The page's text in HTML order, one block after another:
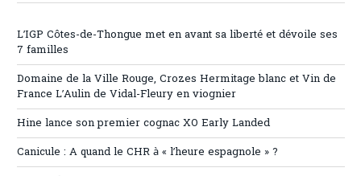
L’IGP Côtes-de-Thongue met en avant sa liberté et dévoile ses
7 familles
Domaine de la Ville Rouge, Crozes Hermitage blanc et Vin de
France L’Aulin de Vidal-Fleury en viognier
Hine lance son premier cognac XO Early Landed
Canicule : A quand le CHR à « l’heure espagnole » ?